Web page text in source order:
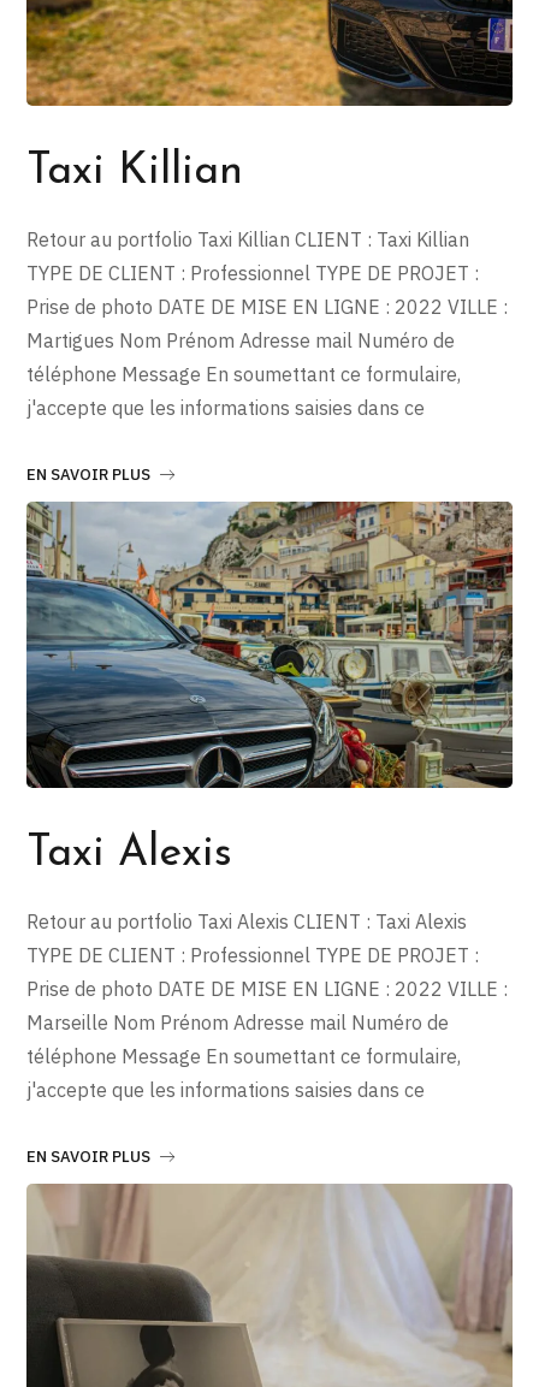
Taxi Killian
Retour au portfolio Taxi Killian CLIENT : Taxi Killian
TYPE DE CLIENT : Professionnel TYPE DE PROJET :
Prise de photo DATE DE MISE EN LIGNE : 2022 VILLE :
Martigues Nom Prénom Adresse mail Numéro de
téléphone Message En soumettant ce formulaire,
j'accepte que les informations saisies dans ce
EN SAVOIR PLUS
Taxi Alexis
Retour au portfolio Taxi Alexis CLIENT : Taxi Alexis
TYPE DE CLIENT : Professionnel TYPE DE PROJET :
Prise de photo DATE DE MISE EN LIGNE : 2022 VILLE :
Marseille Nom Prénom Adresse mail Numéro de
téléphone Message En soumettant ce formulaire,
j'accepte que les informations saisies dans ce
EN SAVOIR PLUS